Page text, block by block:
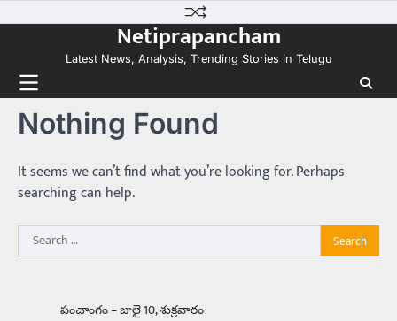
to
Netiprapancham
Latest News, Analysis, Trending Stories in Telugu
Nothing Found
It seems we can’t find what you’re looking for. Perhaps
searching can help.
Search
for:
పంచాంగం – జులై 10, శుక్రవారం
అందమైన అమ్మాయిని పుత్తడి బొమ్మఅని లేదా బాపూ
బోమ్మ అని పిలుస్తాం. స్పెయిన్‌ అమ్మాయిలు చాలా
అందంగా ఉంటారనే నానుడి…
రోడ్డుపై ఏరులై పారిన బీర్లు… ఘాటుతో
మండుతున్న నోర్లు
ఉత్తర ప్రదేశ్‌లోని ఝాన్సీ జిల్లాలో ఒక వింతైన రోడ్డు
ప్రమాదం చోటుచేసుకుంది. ఝాన్సీ–కాన్పూర్ జాతీయ
Trending
Balachander